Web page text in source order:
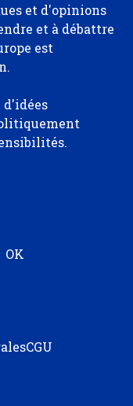
et d'opinions
et à débattre
est
d'idées
CGU